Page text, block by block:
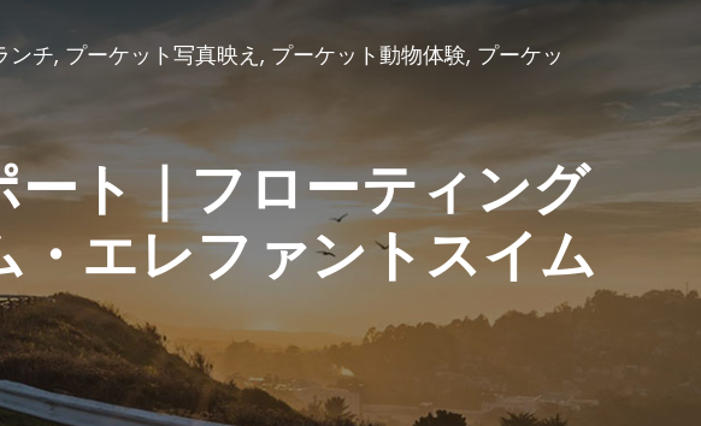
ンチ, プーケット写真映え , プーケット動物体験, プーケッ
ト｜フローティング
エレファントスイム